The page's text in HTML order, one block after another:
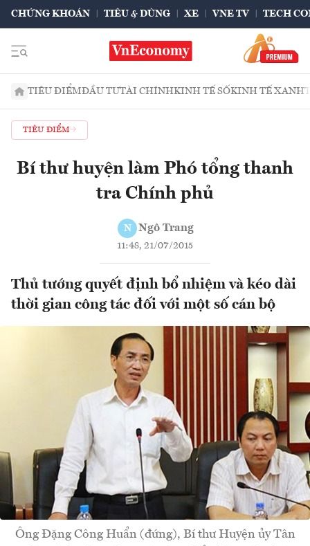
CHỨNG KHOÁN TIÊU & DÙNG XE VNE TV TECH
TIÊU ĐIỂMĐẦU TƯTÀI CHÍNHKINH TẾ SỐKINH TẾ XANH
TIÊU ĐIỂM
Bí thư huyện làm Phó tổng thanh
tra Chính phủ
N Ngô Trang
11:48, 21/07/2015
Thủ tướng quyết định bổ nhiệm và kéo dài
thời gian công tác đối với một số cán bộ
Ông Đặng Công Huẩn (đứng), Bí thư Huyện ủy Tân